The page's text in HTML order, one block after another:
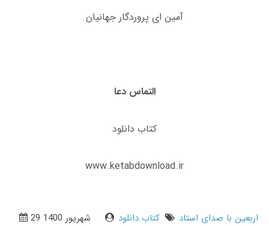
آمین اى پروردگار جهانیان
التماس دعا
کتاب دانلود
www.ketabdownload.ir
29 شهریور 1400 کتاب دانلود
اربعین با صدای استاد